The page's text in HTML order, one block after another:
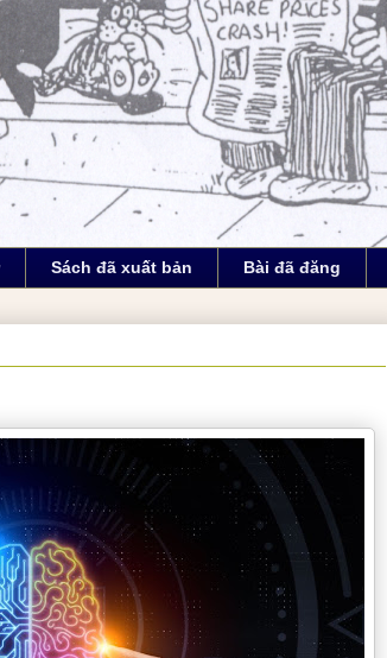
Sách đã xuất bản Bài đã đăng